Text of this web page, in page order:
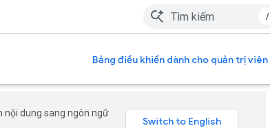
/
Bảng điều khiển dành cho quản trị viên
nội dung sang ngôn ngữ